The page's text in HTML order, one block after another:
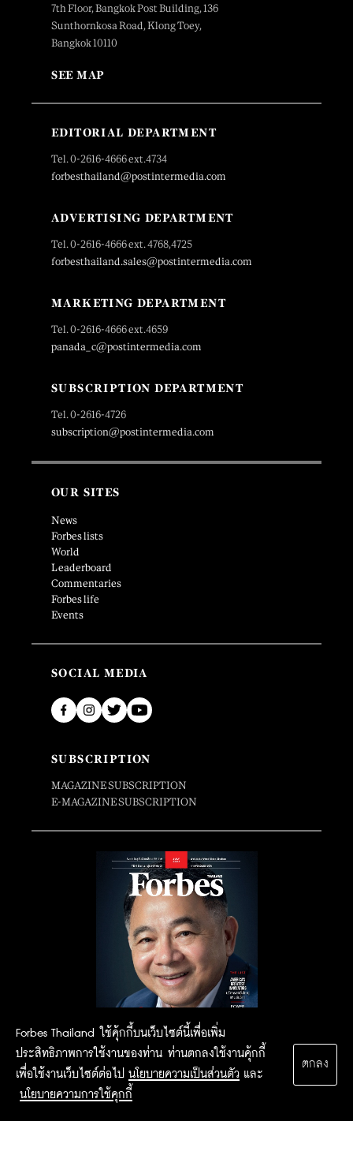
Forbes Thailand ใช้คุ้กกี้บนเว็บไซต์นี้เพื่อเพิ่ม
ประสิทธิภาพการใช้งานของท่าน ท่านตกลงใช้งานคุ้กกี้
เพื่อใช้งานเว็บไซต์ต่อไป นโยบายความเป็นส่วนตัว และ
นโยบายความการใช้คุกกี้
ตกลง
7th Floor, Bangkok Post Building, 136
Sunthornkosa Road, Klong Toey,
Bangkok 10110
SEE MAP
EDITORIAL DEPARTMENT
Tel. 0-2616-4666 ext.4734
forbesthailand@postintermedia.com
ADVERTISING DEPARTMENT
Tel. 0-2616-4666 ext. 4768,4725
forbesthailand.sales@postintermedia.com
MARKETING DEPARTMENT
Tel. 0-2616-4666 ext.4659
panada_c@postintermedia.com
SUBSCRIPTION DEPARTMENT
Tel. 0-2616-4726
subscription@postintermedia.com
OUR SITES
News
Forbes lists
World
Leaderboard
Commentaries
Forbes life
Events
SOCIAL MEDIA
SUBSCRIPTION
MAGAZINE SUBSCRIPTION
E-MAGAZINE SUBSCRIPTION
2015 Forbesthailand.com ALL RIGHTS RESERVED